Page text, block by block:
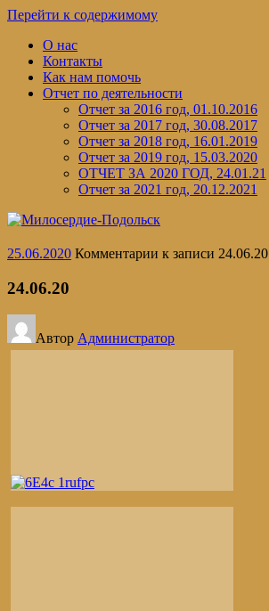
Перейти к содержимому
О нас
Контакты
Как нам помочь
Отчет по деятельности
Отчет за 2016 год, 01.10.2016
Отчет за 2017 год, 30.08.2017
Отчет за 2018 год, 16.01.2019
Отчет за 2019 год, 15.03.2020
ОТЧЕТ ЗА 2020 ГОД, 24.01.21
Отчет за 2021 год, 20.12.2021
25.06.2020 Комментарии к записи 24.06.20
24.06.20
Автор Администратор